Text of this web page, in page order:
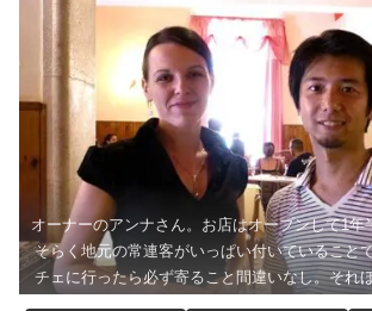
オーナーのアンナさん。お店はオープンして1年
そらく地元の常連客がいっぱい付いていること
チェに行ったら必ず寄ること間違いなし。それ